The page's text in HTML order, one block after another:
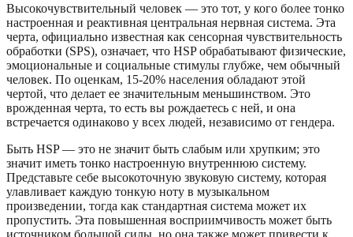
Высокочувствительный человек — это тот, у кого более тонко
настроенная и реактивная центральная нервная система. Эта
черта, официально известная как сенсорная чувствительность
обработки (SPS), означает, что HSP обрабатывают физические,
эмоциональные и социальные стимулы глубже, чем обычный
человек. По оценкам, 15-20% населения обладают этой
чертой, что делает ее значительным меньшинством. Это
врожденная черта, то есть вы рождаетесь с ней, и она
встречается одинаково у всех людей, независимо от гендера.
Быть HSP — это не значит быть слабым или хрупким; это
значит иметь тонко настроенную внутреннюю систему.
Представьте себе высокоточную звуковую систему, которая
улавливает каждую тонкую ноту в музыкальном
произведении, тогда как стандартная система может их
пропустить. Эта повышенная восприимчивость может быть
источником большой силы, но она также может привести к